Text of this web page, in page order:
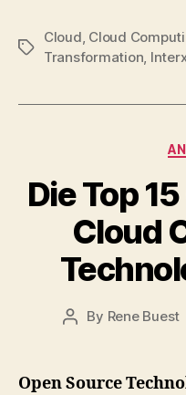
Tags
Cloud Cloud
Transformation
Die Top
Cloud
Post
By Rene Buest
Open Source